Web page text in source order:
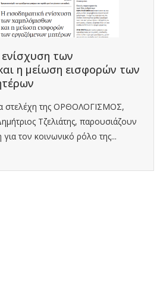
των
η μείωση εισφορών των
στελέχη της ΟΡΘΟΛΟΓΙΣΜΟΣ,
Τζελιάτης, παρουσιάζουν
τον κοινωνικό ρόλο της...